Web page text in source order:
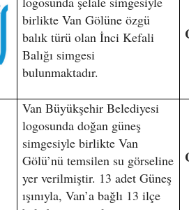
birlikte Van Gölüne özgü
balık türü olan İnci Kefali
Balığı simgesi
bulunmaktadır.
Van Büyükşehir Belediyesi
logosunda doğan güneş
simgesiyle birlikte Van
Gölü’nü temsilen su görseline
yer verilmiştir. 13 adet Güneş
ışınıyla, Van’a bağlı 13 ilçe